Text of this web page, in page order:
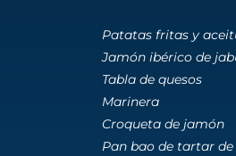
Patatas fritas y
Jamón ibérico de
Tabla de quesos
Marinera
Croqueta de jamón
Pan bao de tartar